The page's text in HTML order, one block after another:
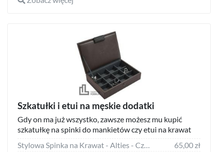
Szkatułki i etui na męskie dodatki
Gdy on ma już wszystko, zawsze możesz mu kupić
szkatułkę na spinki do mankietów czy etui na krawat
Stylowa Spinka na Krawat - Alties - Czarne Wąsy
65,00 zł